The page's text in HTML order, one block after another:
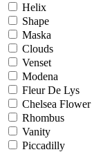
Helix
Shape
Maska
Clouds
Venset
Modena
Fleur De Lys
Chelsea Flower
Rhombus
Vanity
Piccadilly